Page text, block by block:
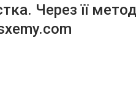
Через її